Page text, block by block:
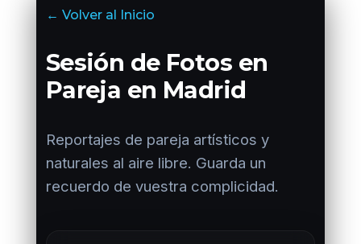
← Volver al Inicio
Sesión de Fotos en
Pareja en Madrid
Reportajes de pareja artísticos y
naturales al aire libre. Guarda un
recuerdo de vuestra complicidad.